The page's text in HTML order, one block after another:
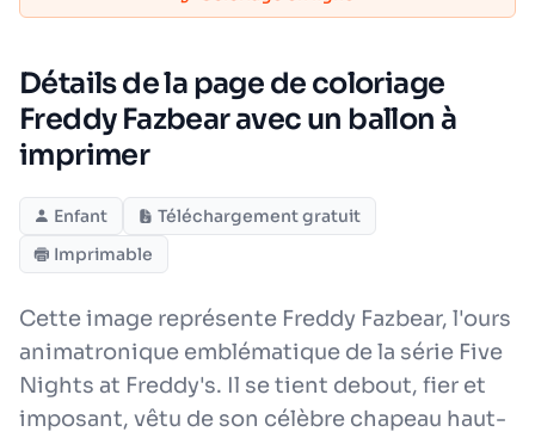
Détails de la page de coloriage
Freddy Fazbear avec un ballon à
imprimer
Enfant
Téléchargement gratuit
Imprimable
Cette image représente Freddy Fazbear, l'ours
animatronique emblématique de la série Five
Nights at Freddy's. Il se tient debout, fier et
imposant, vêtu de son célèbre chapeau haut-